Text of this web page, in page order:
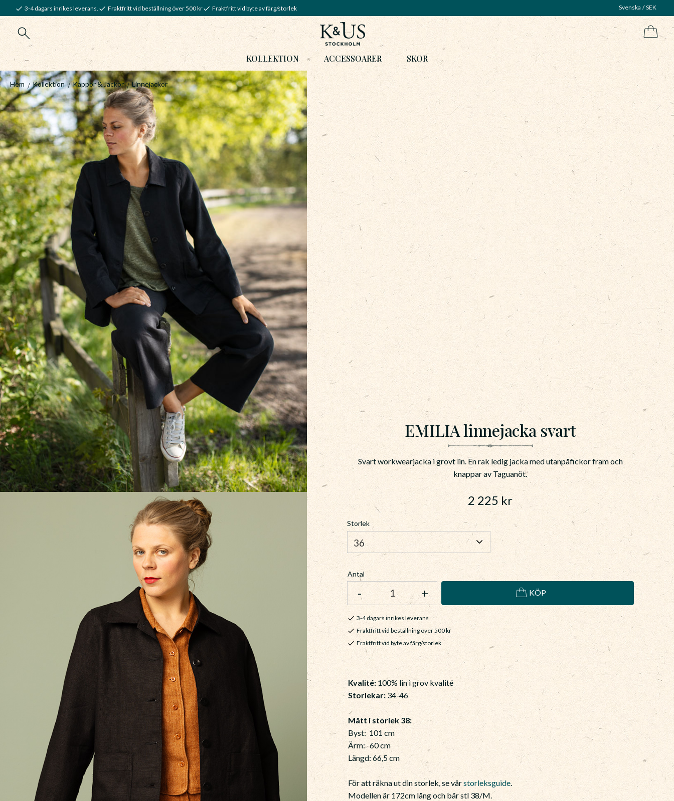
3-4 dagars inrikes leverans. Fraktfritt vid beställning över 500 kr Fraktfritt vid byte av färg/storlek
KOLLEKTION ACCESSOARER SKOR
Svenska SEK
Hem Kollektion Kappor & Jackor Linnejackor
EMILIA linnejacka svart
Svart workwearjacka i grovt lin. En rak ledig jacka med utanpåfickor fram och
knappar av Taguanöt.
2 225 kr
Storlek
Antal
+
- KÖP
3-4 dagars inrikes leverans
Fraktfritt vid beställning över 500 kr
Fraktfritt vid byte av färg/storlek
Kvalité: 100% lin i grov kvalité
Storlekar: 34-46
Mått i storlek 38:
Byst: 101 cm
Ärm: 60 cm
Längd: 66,5 cm
För att räkna ut din storlek, se vårstorleksguide.
Modellen är 172cm lång och bär stl 38/M.